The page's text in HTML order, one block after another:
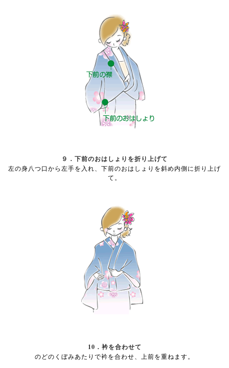
９．下前のおはしょりを折り上げて
左の身八つ口から左手を入れ、下前のおはしょりを斜め内側に折り上げ
て。
10．衿を合わせて
のどのくぼみあたりで衿を合わせ、上前を重ねます。